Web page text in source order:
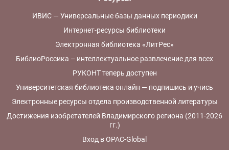
ИВИС — Универсальные базы данных периодики
Интернет-ресурсы библиотеки
Электронная библиотека «ЛитРес»
БиблиоРоссика – интеллектуальное развлечение для всех
РУКОНТ теперь доступен
Университетская библиотека онлайн — подпишись и учись
Электронные ресурсы отдела производственной литературы
Достижения изобретателей Владимирского региона (2011-2026
гг.)
Вход в OPAC-Global